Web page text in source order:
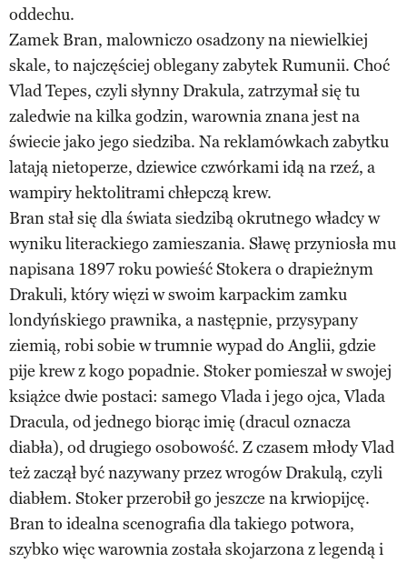
oddechu.
Zamek Bran, malowniczo osadzony na niewielkiej
skale, to najczęściej oblegany zabytek Rumunii. Choć
Vlad Tepes, czyli słynny Drakula, zatrzymał się tu
zaledwie na kilka godzin, warownia znana jest na
świecie jako jego siedziba. Na reklamówkach zabytku
latają nietoperze, dziewice czwórkami idą na rzeź, a
wampiry hektolitrami chłepczą krew.
Bran stał się dla świata siedzibą okrutnego władcy w
wyniku literackiego zamieszania. Sławę przyniosła mu
napisana 1897 roku powieść Stokera o drapieżnym
Drakuli, który więzi w swoim karpackim zamku
londyńskiego prawnika, a następnie, przysypany
ziemią, robi sobie w trumnie wypad do Anglii, gdzie
pije krew z kogo popadnie. Stoker pomieszał w swojej
książce dwie postaci: samego Vlada i jego ojca, Vlada
Dracula, od jednego biorąc imię (dracul oznacza
diabła), od drugiego osobowość. Z czasem młody Vlad
też zaczął być nazywany przez wrogów Drakulą, czyli
diabłem. Stoker przerobił go jeszcze na krwiopijcę.
Bran to idealna scenografia dla takiego potwora,
szybko więc warownia została skojarzona z legendą i